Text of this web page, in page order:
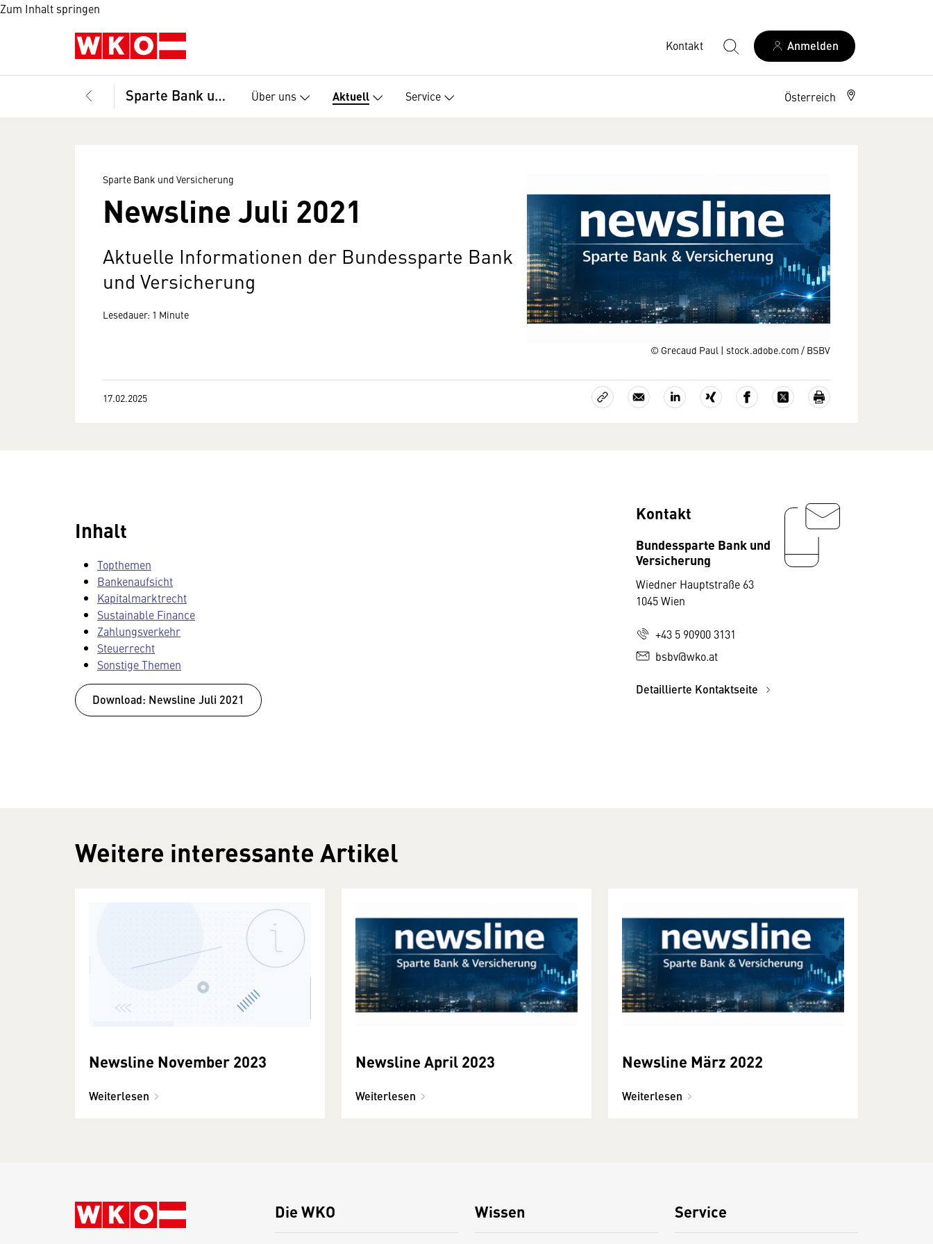
Zum Inhalt springen
Kontakt Anmelden
Sparte Bank und Versicherung Über uns Aktuell Service Österreich
© Grecaud Paul | stock.adobe.com / BSBV
Sparte Bank und Versicherung
Newsline Juli 2021
Aktuelle Informationen der Bundessparte Bank
und Versicherung
Lesedauer: 1 Minute
17.02.2025
Inhalt
Topthemen
Bankenaufsicht
Kapitalmarktrecht
Sustainable Finance
Zahlungsverkehr
Steuerrecht
Sonstige Themen
Download: Newsline Juli 2021
Kontakt
Bundessparte Bank und
Versicherung
Wiedner Hauptstraße 63
1045 Wien
+43 5 90900 3131
bsbv@wko.at
Detaillierte Kontaktseite
Weitere interessante Artikel
Newsline November 2023
Weiterlesen
Newsline April 2023
Weiterlesen
Newsline März 2022
Weiterlesen
Die WKO Wissen
Service